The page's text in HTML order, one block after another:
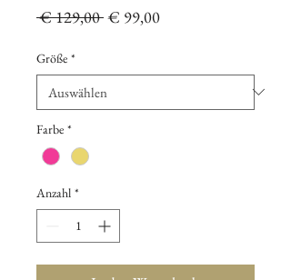
€ 129,00 Standardpreis
€ 99,00Sale-
Größe *
Farbe *
Anzahl *